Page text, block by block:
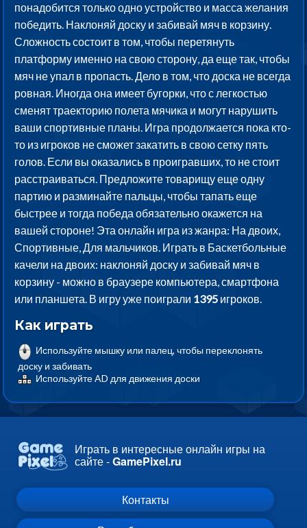
понадобится только одно устройство и масса желания
победить. Наклоняй доску и забивай мяч в корзину.
Сложность состоит в том, чтобы перетянуть
платформу именно на свою сторону, да еще так, чтобы
мяч не упал в пропасть. Дело в том, что доска не всегда
ровная. Иногда она имеет бугорки, что с легкостью
сменят траекторию полета мячика и могут нарушить
ваши спортивные планы. Игра продолжается пока кто-
то из игроков не сможет закатить в свою сетку пять
голов. Если вы оказались в проигравших, то не стоит
расстраиваться. Предложите товарищу еще одну
партию и разминайте пальцы, чтобы тапать еще
быстрее и тогда победа обязательно окажется на
вашей стороне! Эта онлайн игра из жанра: На двоих,
Спортивные, Для мальчиков. Играть в Баскетбольные
качели на двоих: наклоняй доску и забивай мяч в
корзину - можно в браузере компьютера, смартфона
или планшета. В игру уже поиграли 1395 игроков.
Как играть
Используйте мышку или палец, чтобы переклонять
доску и забивать
Используйте AD для движения доски
Играть в интересные онлайн игры на
сайте -GamePixel.ru
Контакты